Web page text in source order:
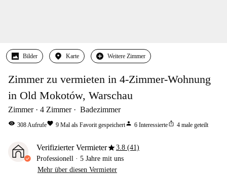
Bilder Karte Weitere Zimmer
Zimmer zu vermieten in 4-Zimmer-Wohnung
in Old Mokotów, Warschau
Zimmer 4 Zimmer Badezimmer
visibility 308Aufrufefavorite 9 Mal als Favorit gespeichertperson 6 Interessierteios_share 4 male geteilt
Verifizierter Vermieterstar3.8 (41)
Professionell · 5 Jahre mit uns
Mehr über diesen Vermieter